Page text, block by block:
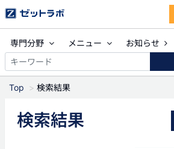
専門分野 メニュー
お知らせ
Top 検索結果
検索結果